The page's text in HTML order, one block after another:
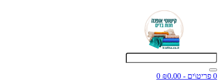
0 פריט\ים - ₪0.00
0